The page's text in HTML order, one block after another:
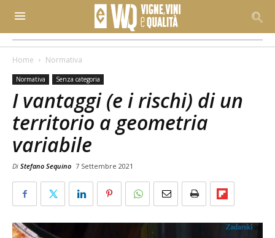
Home Normativa
Normativa Senza categoria
I vantaggi (e i rischi) di un
territorio a geometria
variabile
Di Stefano Sequino 7 Settembre 2021